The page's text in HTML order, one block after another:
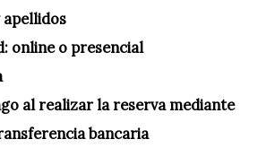
apellidos
online o presencial
al realizar la reserva mediante
bancaria